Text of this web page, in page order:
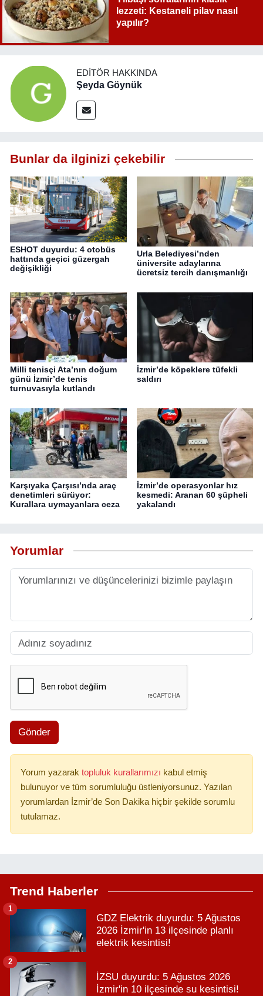
lezzeti: Kestaneli pilav nasıl
yapılır?
EDITÖR HAKKINDA
Şeyda Göynük
Bunlar da ilginizi çekebilir
ESHOT duyurdu: 4 otobüs
hattında geçici güzergah
değişikliği
Urla Belediyesi’nden
üniversite adaylarına
ücretsiz tercih danışmanlığı
Milli tenisçi Ata’nın doğum
günü İzmir’de tenis
turnuvasıyla kutlandı
İzmir’de köpeklere tüfekli
saldırı
Karşıyaka Çarşısı’nda araç
denetimleri sürüyor:
Kurallara uymayanlara ceza
İzmir’de operasyonlar hız
kesmedi: Aranan 60 şüpheli
yakalandı
Yorumlar
Gönder
Yorum yazarak topluluk kurallarımızı kabul etmiş
bulunuyor ve tüm sorumluluğu üstleniyorsunuz. Yazılan
yorumlardan İzmir’de Son Dakika hiçbir şekilde sorumlu
tutulamaz.
Trend Haberler
GDZ Elektrik duyurdu: 5 Ağustos
2026 İzmir'in 13 ilçesinde planlı
elektrik kesintisi!
1
İZSU duyurdu: 5 Ağustos 2026
İzmir'in 10 ilçesinde su kesintisi!
2